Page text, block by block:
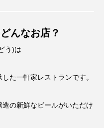
んなお店？
う)は
た一軒家レストランです。
の新鮮なビールがいただけ